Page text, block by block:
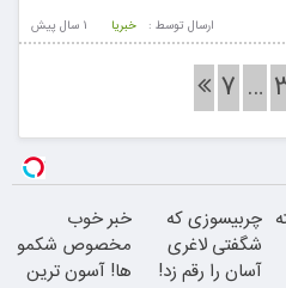
1 سال پيش ارسال توسط : خبریا
…
7
چربیسوزی که
شگفتی لاغری
آسان را رقم زد!
خبر خوب
مخصوص شکمو
ها! آسون ترین